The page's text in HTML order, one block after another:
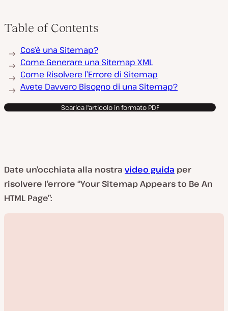
Table of Contents
Cos’è una Sitemap?
Come Generare una Sitemap XML
Come Risolvere l’Errore di Sitemap
Avete Davvero Bisogno di una Sitemap?
Scarica l'articolo in formato PDF
Date un’occhiata alla nostra video guida per
risolvere l’errore “Your Sitemap Appears to Be An
HTML Page”: